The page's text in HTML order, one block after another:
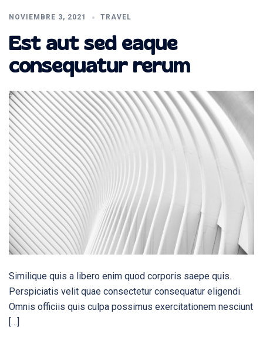
NOVIEMBRE 3, 2021 TRAVEL
Est aut sed eaque
consequatur rerum
Similique quis a libero enim quod corporis saepe quis.
Perspiciatis velit quae consectetur consequatur eligendi.
Omnis officiis quis culpa possimus exercitationem nesciunt
[…]